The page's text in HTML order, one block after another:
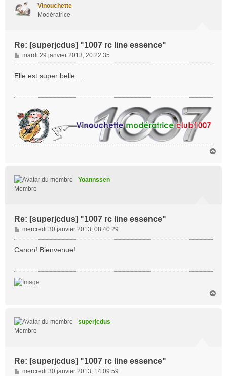
Vinouchette
Modératrice
Re: [superjcdus] "1007 rc line essence"
M
e
s
g
mardi 29 janvier 2013, 20:22:35
Elle est super belle....
Yoannssen
Membre
Re: [superjcdus] "1007 rc line essence"
M
e
g
e
mercredi 30 janvier 2013, 08:40:29
Canon! Bienvenue!
superjcdus
Membre
Re: [superjcdus] "1007 rc line essence"
M
mercredi 30 janvier 2013, 14:09:59